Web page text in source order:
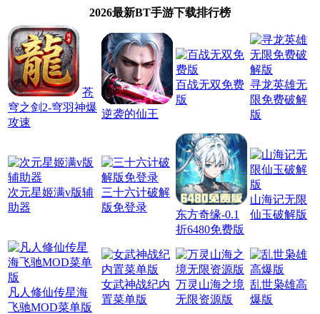
2026最新BT手游下载排行榜
苍
穹之剑2-穹羽神爆
攻速
逆袭的仙王
百战无双免费
版
寻龙英雄无
限免费破解
版
次元星姬满v版辅
助器
三十六计破解
版免登录
东方奇缘-0.1
折6480免费版
山海记无限
仙玉破解版
凡人修仙传星海
飞驰MOD菜单版
女武神战纪内
置菜单版
万灵山海之境
无限资源版
乱世枭雄高
爆版